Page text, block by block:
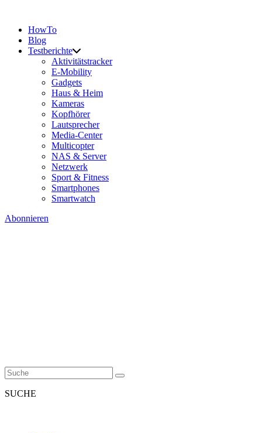
HowTo
Blog
Testberichte
Aktivitätstracker
E-Mobility
Gadgets
Haus & Heim
Kameras
Kopfhörer
Lautsprecher
Media-Center
Multicopter
NAS & Server
Netzwerk
Sport & Fitness
Smartphones
Smartwatch
Abonnieren
SUCHE